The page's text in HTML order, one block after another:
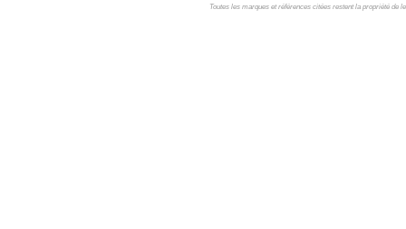
Toutes les marques et références citées restent la propriété de